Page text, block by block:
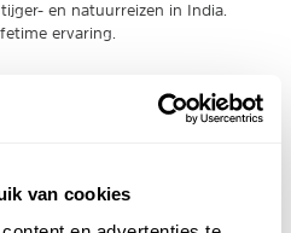
van cookies
en natuurreizen in India.
ervaring.
met safari in Nagarhole National